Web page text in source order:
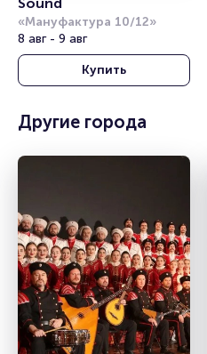
«Мануфактура 10/12»
8 авг - 9 авг
Купить
Другие города